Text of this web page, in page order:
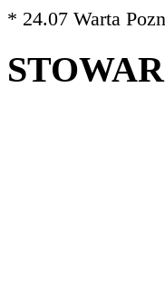
* 24.07 Warta